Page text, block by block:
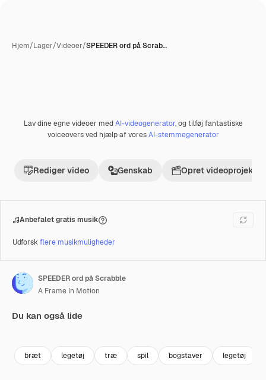
Hjem/Lager/Videoer/SPEEDER ord på Scrab…
Præmie
Lav dine egne videoer medAI-videogenerator, og tilføj fantastiske
voiceovers ved hjælp af voresAI-stemmegenerator
Rediger video Genskab Opret videoprojekt
Anbefalet gratis musik
Udforskflere musikmuligheder
SPEEDER ord på Scrabble
A Frame In Motion
Du kan også lide
bræt legetøj træ spil bogstaver legetøj